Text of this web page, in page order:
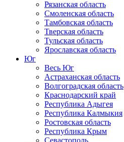
Рязанская область
Смоленская область
Тамбовская область
Тверская область
Тульская область
Ярославская область
Юг
Весь Юг
Астраханская область
Волгоградская область
Краснодарский край
Республика Адыгея
Республика Калмыкия
Ростовская область
Республика Крым
Севастополь